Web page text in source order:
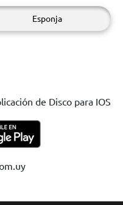
Esponja
de Disco para IOS